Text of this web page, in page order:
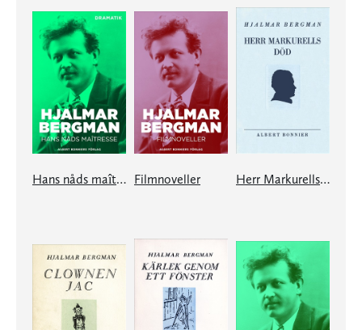
Hans nåds maîtresse Filmnoveller Herr Markurells död och andra noveller